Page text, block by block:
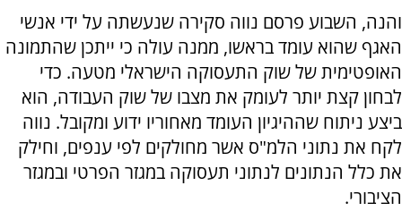
והנה, השבוע פרסם נווה סקירה שנעשתה על ידי אנשי
האגף שהוא עומד בראשו, ממנה עולה כי ייתכן שהתמונה
האופטימית של שוק התעסוקה הישראלי מטעה. כדי
לבחון קצת יותר לעומק את מצבו של שוק העבודה, הוא
ביצע ניתוח שההיגיון העומד מאחוריו ידוע ומקובל. נווה
לקח את נתוני הלמ"ס אשר מחולקים לפי ענפים, וחילק
את כלל הנתונים לנתוני תעסוקה במגזר הפרטי ובמגזר
הציבורי.